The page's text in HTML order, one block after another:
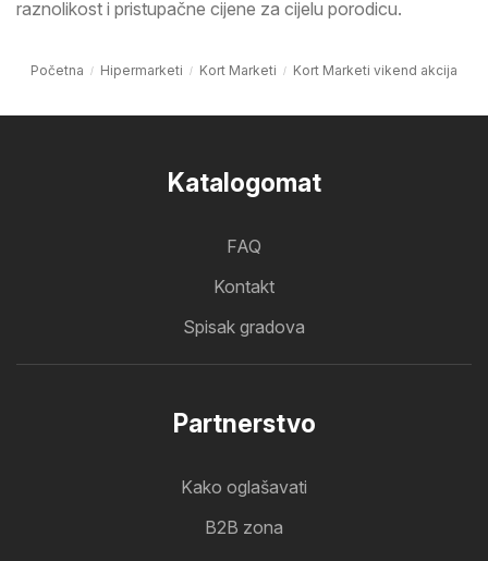
raznolikost i pristupačne cijene za cijelu porodicu.
Početna Hipermarketi Kort Marketi Kort Marketi vikend akcija
Katalogomat
FAQ
Kontakt
Spisak gradova
Partnerstvo
Kako oglašavati
B2B zona